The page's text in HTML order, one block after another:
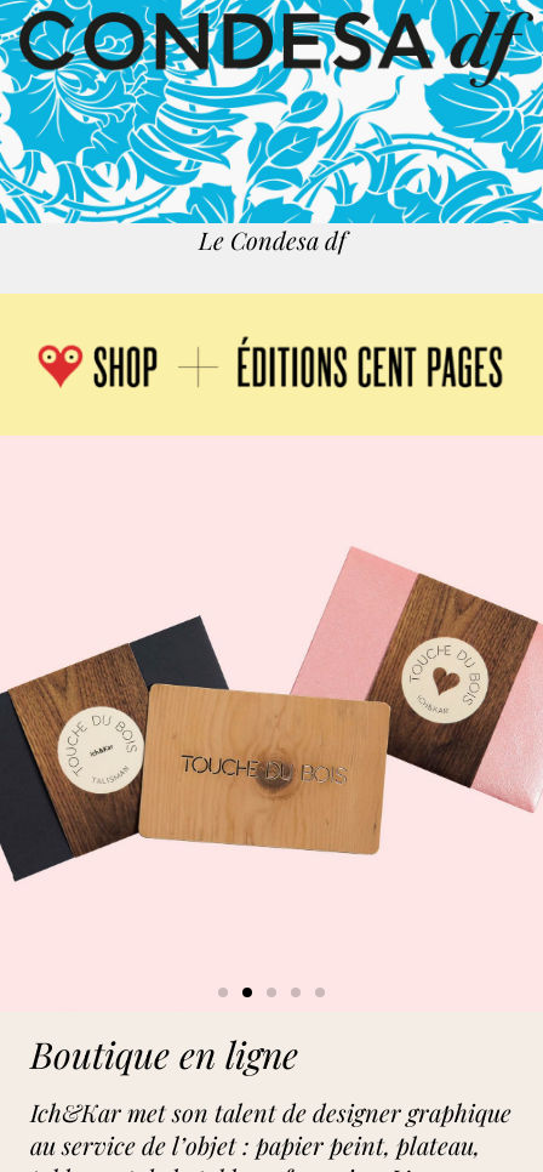
Le Condesadf
Boutique en ligne
Ich&Kar met son talent de designer graphique
au service de l’objet : papier peint, plateau,